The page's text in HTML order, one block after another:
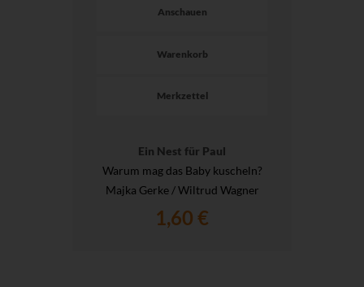
Anschauen
Warenkorb
Merkzettel
Ein Nest für Paul
Warum mag das Baby kuscheln?
Majka Gerke / Wiltrud Wagner
1,60 €